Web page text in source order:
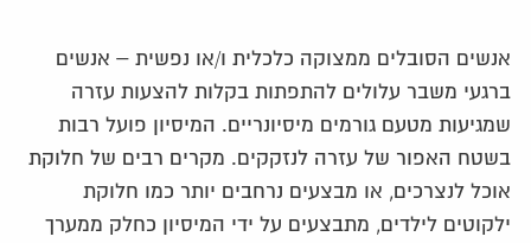
אנשים הסובלים ממצוקה כלכלית ו/או נפשית – אנשים
ברגעי משבר עלולים להתפתות בקלות להצעות עזרה
שמגיעות מטעם גורמים מיסיונריים. המיסיון פועל רבות
בשטח האפור של עזרה לנזקקים. מקרים רבים של חלוקת
אוכל לנצרכים, או מבצעים נרחבים יותר כמו חלוקת
ילקוטים לילדים, מתבצעים על ידי המיסיון כחלק ממערך